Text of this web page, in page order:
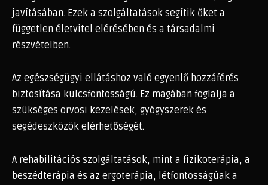
javításában. Ezek a szolgáltatások segítik őket a
független életvitel elérésében és a társadalmi
részvételben.
Az egészségügyi ellátáshoz való egyenlő hozzáférés
biztosítása kulcsfontosságú. Ez magában foglalja a
szükséges orvosi kezelések, gyógyszerek és
segédeszközök elérhetőségét.
A rehabilitációs szolgáltatások, mint a fizikoterápia, a
beszédterápia és az ergoterápia, létfontosságúak a